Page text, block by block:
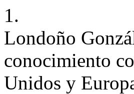
1.
Londoño
conocimiento
Unidos y